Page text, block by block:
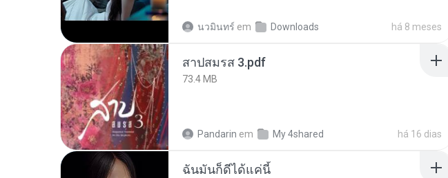
นวมินทร์ em Downloads há 8 meses
สาปสมรส 3.pdf
73.4 MB
Pandarin em My 4shared há 16 dias
ฉันมันก็ดีได้แค่นี้